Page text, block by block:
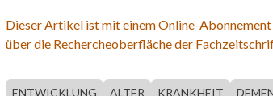
Dieser Artikel ist mit einem Online-
über die Rechercheoberfläche der
ENTWICKLUNG ALTER KRANKHEIT